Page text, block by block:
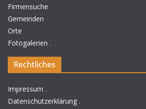
Firmensuche
Gemeinden
Orte
Fotogalerien .
Rechtliches
Impressum .
Datenschutzerklärung .